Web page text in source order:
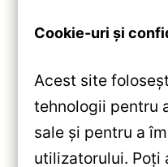
Car audio
Review
Cookie-uri și
Acest site
tehnologii pentru
sale și pentru a
utilizatorului. Poți